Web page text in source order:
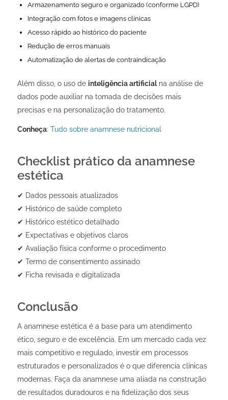
Armazenamento seguro e organizado (conforme LGPD)
Integração com fotos e imagens clínicas
Acesso rápido ao histórico do paciente
Redução de erros manuais
Automatização de alertas de contraindicação
Além disso, o uso de inteligência artificialna análise de
dados pode auxiliar na tomada de decisões mais
precisas e na personalização do tratamento.
Conheça: Tudo sobre anamnese nutricional
Checklist prático da anamnese
estética
✔ Dados pessoais atualizados
✔ Histórico de saúde completo
✔ Histórico estético detalhado
✔ Expectativas e objetivos claros
✔ Avaliação física conforme o procedimento
✔ Termo de consentimento assinado
✔ Ficha revisada e digitalizada
Conclusão
A anamnese estética é a base para um atendimento
ético, seguro e de excelência. Em um mercado cada vez
mais competitivo e regulado, investir em processos
estruturados e personalizados é o que diferencia clínicas
modernas. Faça da anamnese uma aliada na construção
de resultados duradouros e na fidelização dos seus